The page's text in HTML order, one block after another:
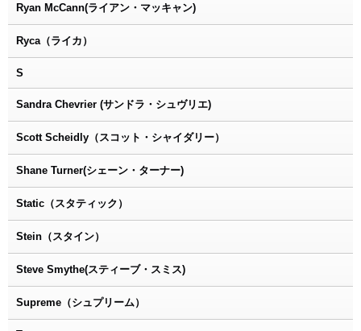
Ryan McCann(ライアン・マッキャン)
Ryca（ライカ）
S
Sandra Chevrier (サンドラ・シュヴリエ)
Scott Scheidly（スコット・シャイダリー）
Shane Turner(シェーン・ターナー)
Static（スタティック）
Stein（スタイン）
Steve Smythe(スティーブ・スミス)
Supreme（シュプリーム）